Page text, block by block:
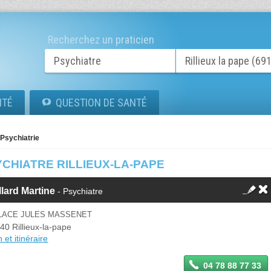
Recherchez un praticien
QUESTION DE SANTÉ
Psychiatrie
RILLIEUX-LA-PAPE
Martine - Psychiatre
JULES MASSENET
Rillieux-la-pape
et itinéraire
04 78 88 77 33